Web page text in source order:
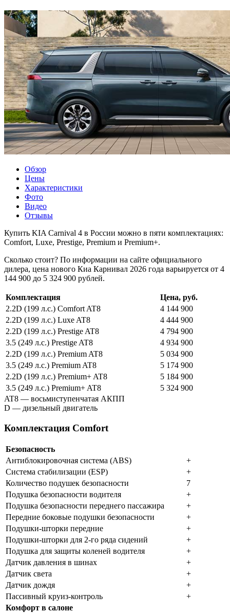
Обзор
Цены
Характеристики
Фото
Видео
Отзывы
Купить KIA Carnival 4 в России можно в пяти комплектациях:
Comfort, Luxe, Prestige, Premium и Premium+.
Сколько стоит? По информации на сайте официального
дилера, цена нового Киа Карнивал 2026 года варьируется от 4
144 900 до 5 324 900 рублей.
Комплектация
Цена, руб.
2.2D (199 л.с.) Comfort AT8
4 144 900
2.2D (199 л.с.) Luxe AT8
4 444 900
2.2D (199 л.с.) Prestige AT8
4 794 900
3.5 (249 л.с.) Prestige AT8
4 934 900
2.2D (199 л.с.) Premium AT8
5 034 900
3.5 (249 л.с.) Premium AT8
5 174 900
2.2D (199 л.с.) Premium+ AT8
5 184 900
3.5 (249 л.с.) Premium+ AT8
5 324 900
AT8 — восьмиступенчатая АКПП
D — дизельный двигатель
Комплектация Comfort
Безопасность
Антиблокировочная система (ABS)
+
Система стабилизации (ESP)
+
Количество подушек безопасности
7
Подушка безопасности водителя
+
Подушка безопасности переднего пассажира
+
Передние боковые подушки безопасности
+
Подушки-шторки передние
+
Подушки-шторки для 2-го ряда сидений
+
Подушка для защиты коленей водителя
+
Датчик давления в шинах
+
Датчик света
+
Датчик дождя
+
Пассивный круиз-контроль
+
Комфорт в салоне